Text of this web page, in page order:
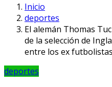
Inicio
deportes
El alemán Thomas
de la selección de
entre los ex
deportes